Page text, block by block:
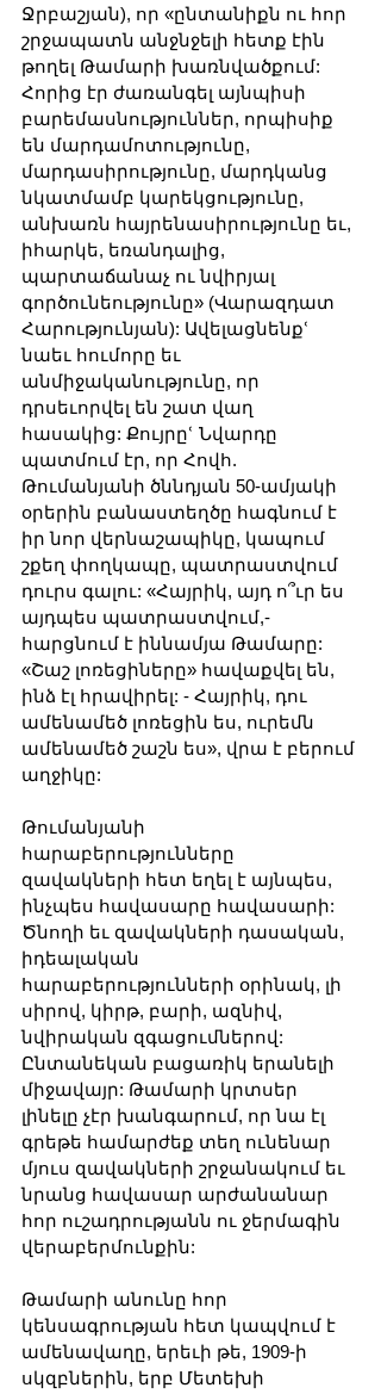
Ջրբաշյան), որ «ընտանիքն ու հոր
շրջապատն անջնջելի հետք էին
թողել Թամարի խառնվածքում:
Հորից էր ժառանգել այնպիսի
բարեմասնություններ, որպիսիք
են մարդամոտությունը,
մարդասիրությունը, մարդկանց
նկատմամբ կարեկցությունը,
անխառն հայրենասիրությունը եւ,
իհարկե, եռանդալից,
պարտաճանաչ ու նվիրյալ
գործունեությունը» (Վարազդատ
Հարությունյան): Ավելացնենքՙ
նաեւ հումորը եւ
անմիջականությունը, որ
դրսեւորվել են շատ վաղ
հասակից: Քույրըՙ Նվարդը
պատմում էր, որ Հովհ.
Թումանյանի ծննդյան 50-ամյակի
օրերին բանաստեղծը հագնում է
իր նոր վերնաշապիկը, կապում
շքեղ փողկապը, պատրաստվում
դուրս գալու: «Հայրիկ, այդ ո՞ւր ես
այդպես պատրաստվում,-
հարցնում է իննամյա Թամարը:
«Շաշ լոռեցիները» հավաքվել են,
ինձ էլ հրավիրել: - Հայրիկ, դու
ամենամեծ լոռեցին ես, ուրեմն
ամենամեծ շաշն ես», վրա է բերում
աղջիկը:
Թումանյանի
հարաբերությունները
զավակների հետ եղել է այնպես,
ինչպես հավասարը հավասարի:
Ծնողի եւ զավակների դասական,
իդեալական
հարաբերությունների օրինակ, լի
սիրով, կիրթ, բարի, ազնիվ,
նվիրական զգացումներով:
Ընտանեկան բացառիկ երանելի
միջավայր: Թամարի կրտսեր
լինելը չէր խանգարում, որ նա էլ
գրեթե համարժեք տեղ ունենար
մյուս զավակների շրջանակում եւ
նրանց հավասար արժանանար
հոր ուշադրությանն ու ջերմագին
վերաբերմունքին:
Թամարի անունը հոր
կենսագրության հետ կապվում է
ամենավաղը, երեւի թե, 1909-ի
սկզբներին, երբ Մետեխի